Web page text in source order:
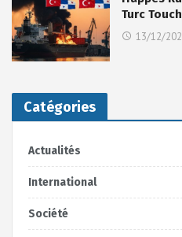
Turc
13/12/
Catégories
Actualités
International
Société